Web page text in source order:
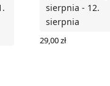
sierpnia - 12.
sierpnia
29,00zł